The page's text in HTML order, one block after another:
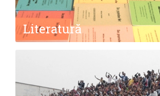
Literatură